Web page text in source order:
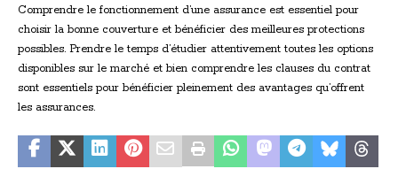
Comprendre le fonctionnement d’une assurance est essentiel pour
choisir la bonne couverture et bénéficier des meilleures protections
possibles. Prendre le temps d’étudier attentivement toutes les options
disponibles sur le marché et bien comprendre les clauses du contrat
sont essentiels pour bénéficier pleinement des avantages qu’offrent
les assurances.